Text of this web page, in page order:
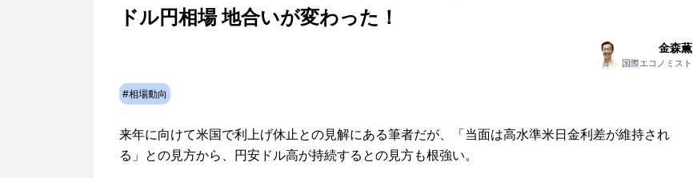
ドル円相場 地合いが変わった！
金森薫
国際エコノミスト
#相場動向
来年に向けて米国で利上げ休止との見解にある筆者だが、「当面は高水準米日金利差が維持され
る」との見方から、円安ドル高が持続するとの見方も根強い。